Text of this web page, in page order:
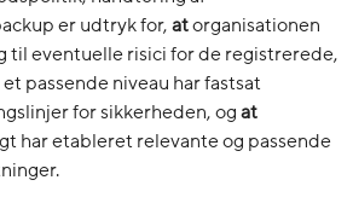
er udtryk for,atorganisationen
til eventuelle risici for de registrerede,
passende niveau har fastsat
for sikkerheden, ogat
har etableret relevante og passende